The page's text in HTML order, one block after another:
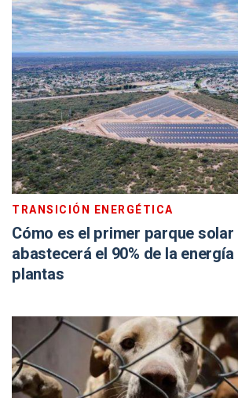
TRANSICIÓN ENERGÉTICA
Cómo es el primer parque
abastecerá el 90% de la
plantas